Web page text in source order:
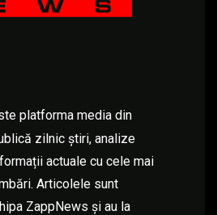
platforma media din
zilnic știri, analize
actuale cu cele mai
Articolele sunt
ZappNews și au la